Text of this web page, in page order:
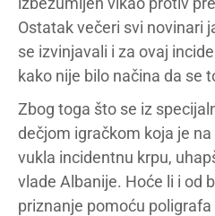
Ostatak večeri svi novinari
se izvinjavali i za ovaj
kako nije bilo načina da se
Zbog toga što se iz
dečjom igračkom koja je
vukla incidentnu krpu,
vlade Albanije. Hoće li i od
priznanje pomoću